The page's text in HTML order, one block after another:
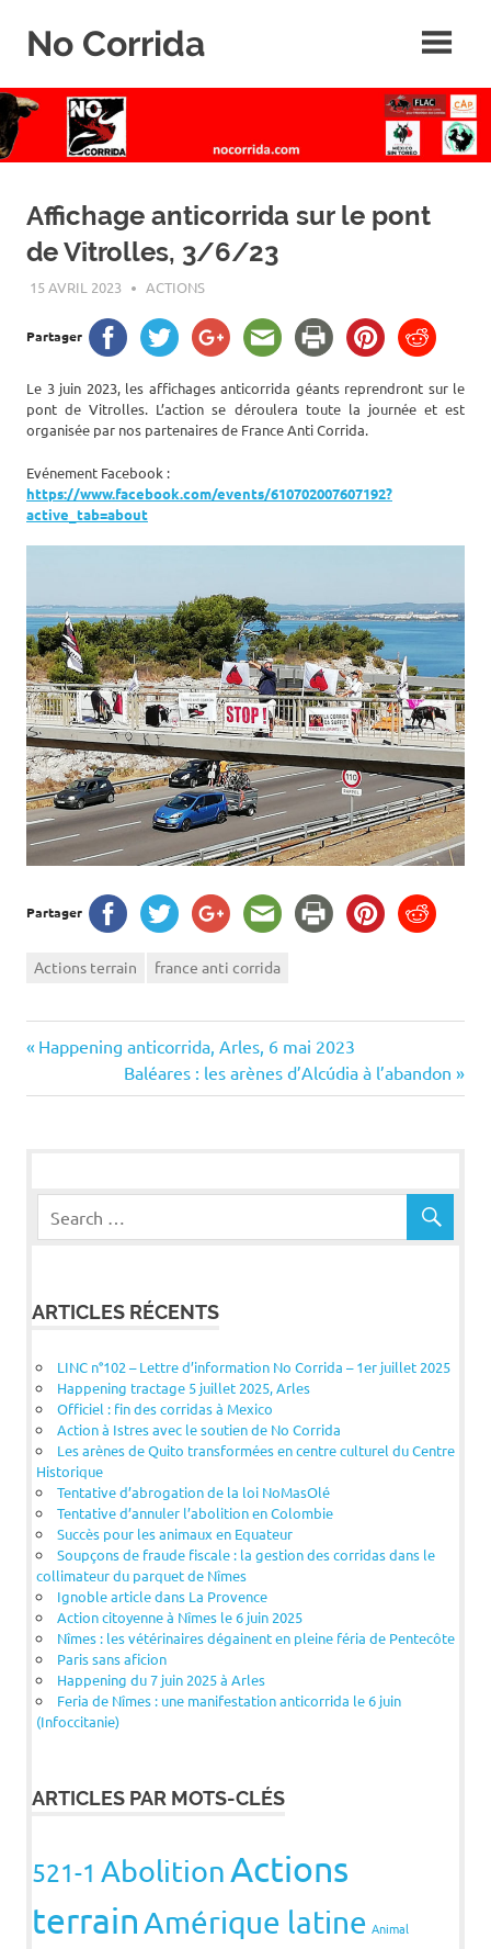
No Corrida
de
la
corrida
Affichage anticorrida sur le pont
de Vitrolles, 3/6/23
15 AVRIL 2023 ROGER LAHANA
ACTIONS
Partager
Le 3 juin 2023, les affichages anticorrida géants reprendront sur le
pont de Vitrolles. L’action se déroulera toute la journée et est
organisée par nos partenaires de France Anti Corrida.
Evénement Facebook :
https://www.facebook.com/events/610702007607192?
active_tab=about
Partager
Actions terrain france anti corrida
Navigation
de
Previous
Happening anticorrida, Arles, 6 mai 2023
Next
Post:
Baléares : les arènes d’Alcúdia à l’abandon
ARTICLES RÉCENTS
LINC n°102 – Lettre d’information No Corrida – 1er juillet 2025
Happening tractage 5 juillet 2025, Arles
Officiel : fin des corridas à Mexico
Action à Istres avec le soutien de No Corrida
Les arènes de Quito transformées en centre culturel du Centre
Historique
Tentative d’abrogation de la loi NoMasOlé
Tentative d’annuler l’abolition en Colombie
Succès pour les animaux en Equateur
Soupçons de fraude fiscale : la gestion des corridas dans le
collimateur du parquet de Nîmes
Ignoble article dans La Provence
Action citoyenne à Nîmes le 6 juin 2025
Nîmes : les vétérinaires dégainent en pleine féria de Pentecôte
Paris sans aficion
Happening du 7 juin 2025 à Arles
Feria de Nîmes : une manifestation anticorrida le 6 juin
(Infoccitanie)
ARTICLES PAR MOTS-CLÉS
521-1 AbolitionActions
terrainAmérique latine Animal